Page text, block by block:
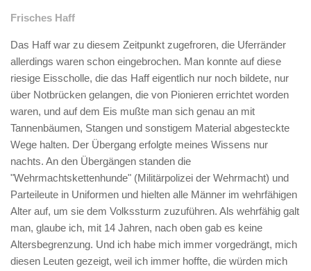
Frisches Haff
Das Haff war zu diesem Zeitpunkt zugefroren, die Uferränder
allerdings waren schon eingebrochen. Man konnte auf diese
riesige Eisscholle, die das Haff eigentlich nur noch bildete, nur
über Notbrücken gelangen, die von Pionieren errichtet worden
waren, und auf dem Eis mußte man sich genau an mit
Tannenbäumen, Stangen und sonstigem Material abgesteckte
Wege halten. Der Übergang erfolgte meines Wissens nur
nachts. An den Übergängen standen die
"Wehrmachtskettenhunde" (Militärpolizei der Wehrmacht) und
Parteileute in Uniformen und hielten alle Männer im wehrfähigen
Alter auf, um sie dem Volkssturm zuzuführen. Als wehrfähig galt
man, glaube ich, mit 14 Jahren, nach oben gab es keine
Altersbegrenzung. Und ich habe mich immer vorgedrängt, mich
diesen Leuten gezeigt, weil ich immer hoffte, die würden mich